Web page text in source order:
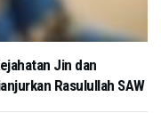
Jin dan
Rasulullah SAW